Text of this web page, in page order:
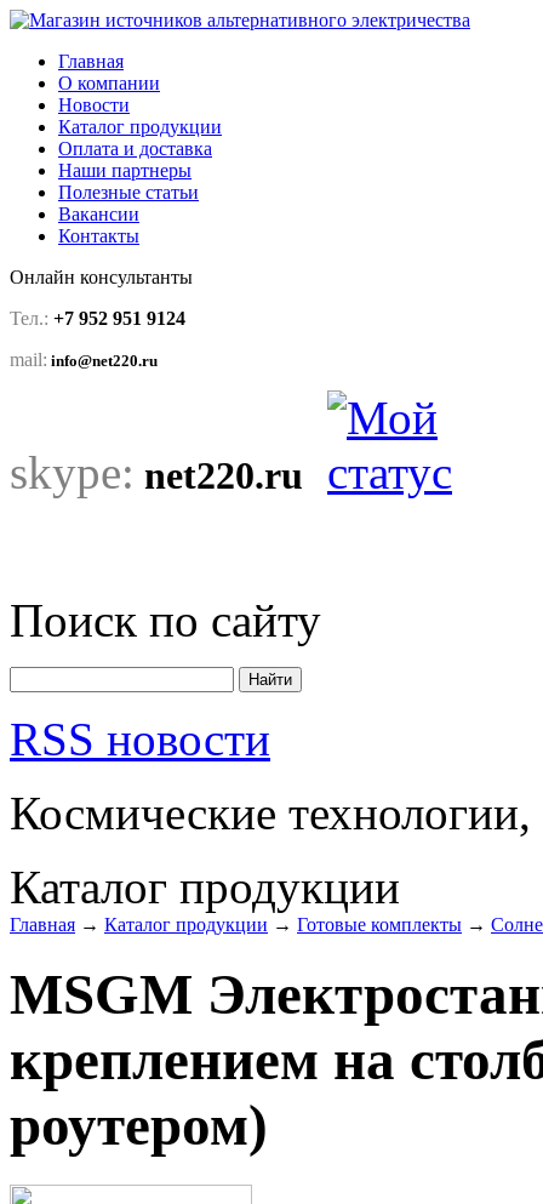
Главная
О компании
Новости
Каталог продукции
Оплата и доставка
Наши партнеры
Полезные статьи
Вакансии
Контакты
Онлайн консультанты
Тел.: +7 952 951 9124
mail: info@net220.ru
skype: net220.ru
Поиск по сайту
RSS новости
Космические технологии,
Каталог продукции
Главная → Каталог продукции → Готовые комплекты →
MSGM
креплением на
роутером)